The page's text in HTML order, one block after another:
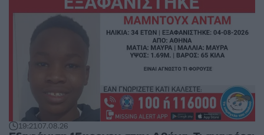
19:2107.08.26